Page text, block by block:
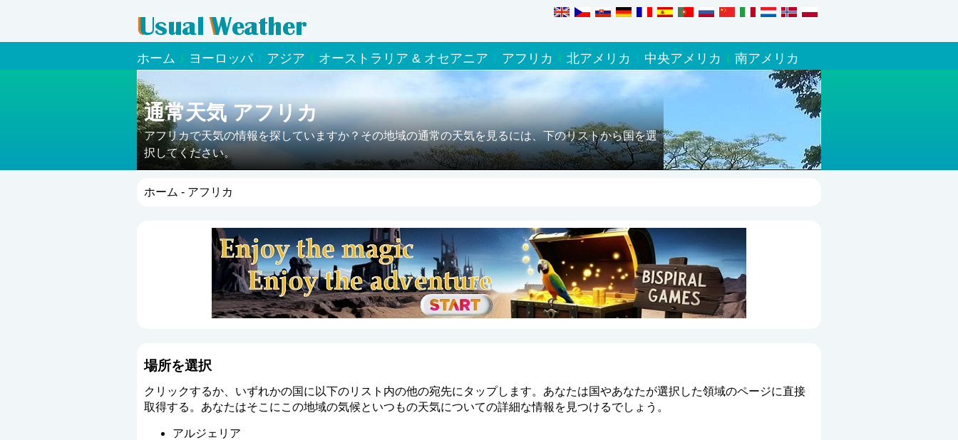
ホーム ヨーロッパ アジア オーストラリア & オセアニア アフリカ 北アメリカ 中央アメリカ 南アメリカ
通常天気 アフリカ
アフリカで天気の情報を探していますか？その地域の通常の天気を見るには、下のリストから国を選
択してください。
ホーム - アフリカ
場所を選択
クリックするか、いずれかの国に以下のリスト内の他の宛先にタップします。あなたは国やあなたが選択した領域のページに直接
取得する。あなたはそこにこの地域の気候といつもの天気についての詳細な情報を見つけるでしょう。
アルジェリア